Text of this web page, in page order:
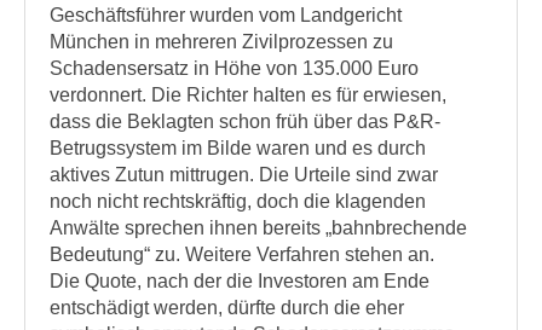
Geschäftsführer wurden vom Landgericht
München in mehreren Zivilprozessen zu
Schadensersatz in Höhe von 135.000 Euro
verdonnert. Die Richter halten es für erwiesen,
dass die Beklagten schon früh über das P&R-
Betrugssystem im Bilde waren und es durch
aktives Zutun mittrugen. Die Urteile sind zwar
noch nicht rechtskräftig, doch die klagenden
Anwälte sprechen ihnen bereits „bahnbrechende
Bedeutung“ zu. Weitere Verfahren stehen an.
Die Quote, nach der die Investoren am Ende
entschädigt werden, dürfte durch die eher